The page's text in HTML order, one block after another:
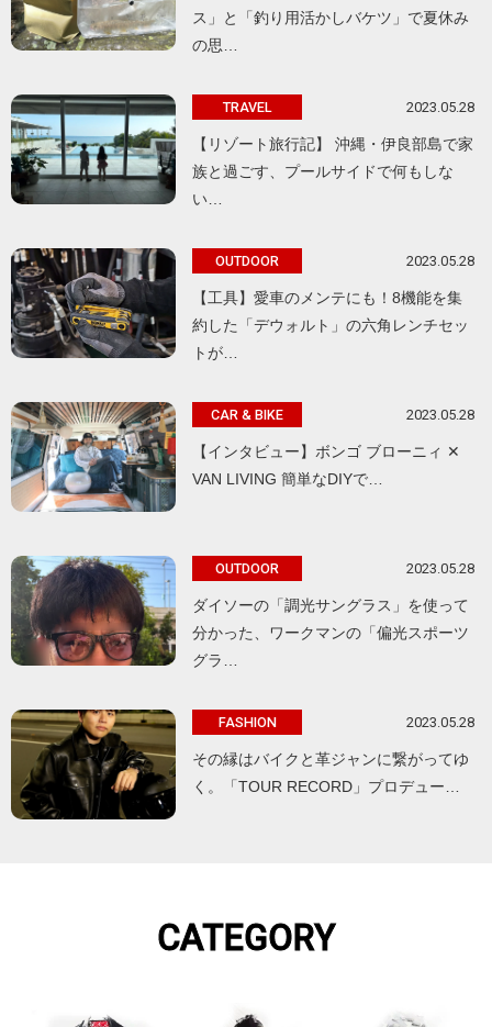
ス」と「釣り用活かしバケツ」で夏休み
の思…
TRAVEL 2023.05.28
【リゾート旅行記】 沖縄・伊良部島で家
族と過ごす、プールサイドで何もしな
い…
OUTDOOR 2023.05.28
【工具】愛車のメンテにも！8機能を集
約した「デウォルト」の六角レンチセッ
トが…
CAR & BIKE 2023.05.28
【インタビュー】ボンゴ ブローニィ ✕
VAN LIVING 簡単なDIYで…
OUTDOOR 2023.05.28
ダイソーの「調光サングラス」を使って
分かった、ワークマンの「偏光スポーツ
グラ…
FASHION 2023.05.28
その縁はバイクと革ジャンに繋がってゆ
く。「TOUR RECORD」プロデュー…
CATEGORY